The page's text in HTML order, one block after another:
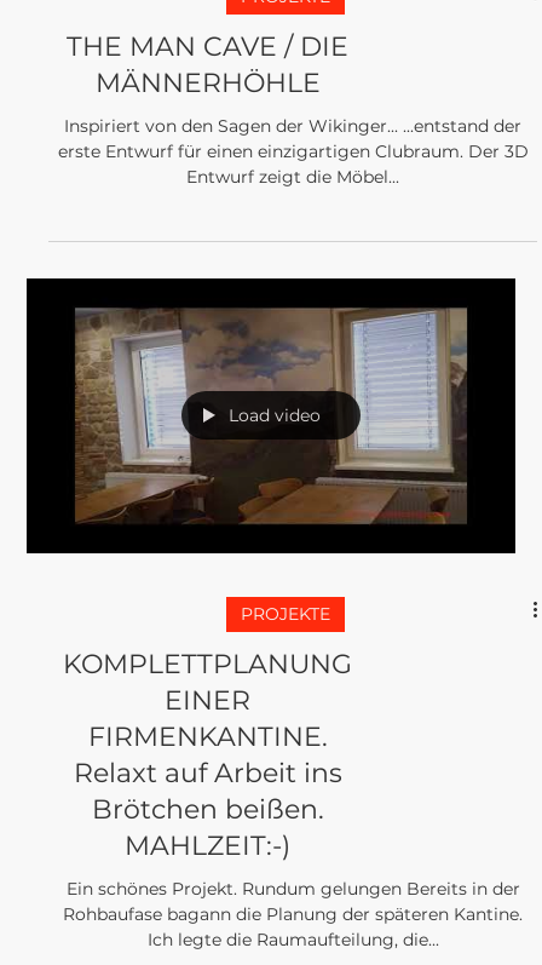
PROJEKTE
SPA- UND WELLNESS.
MEINE ERSTEN
ENTWÜRFE
Das erste Themenhotel Thüringens bekommt nun einen
von mir gestalteten Spa- und Wellnessbereich. Bereits
die Hotelzimmer wurden von mir...